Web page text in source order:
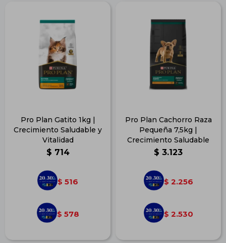
Pro Plan Gatito 1kg |
Crecimiento Saludable y
Vitalidad
$ 714
$ 516
$ 578
Pro Plan Cachorro Raza
Pequeña 7,5kg |
Crecimiento Saludable
$ 3.123
$ 2.256
$ 2.530